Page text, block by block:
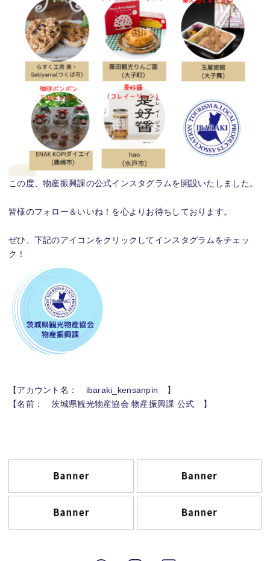
この度、物産振興課の公式インスタグラムを開設いたしました。
皆様のフォロー＆いいね！を心よりお待ちしております。
ぜひ、下記のアイコンをクリックしてインスタグラムをチェッ
ク！
【アカウント名： ibaraki_kensanpin 】
【名前： 茨城県観光物産協会 物産振興課 公式 】